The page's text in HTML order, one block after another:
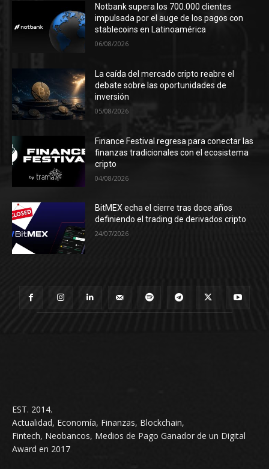
Notbank supera los 700.000 clientes
impulsada por el auge de los pagos con
stablecoins en Latinoamérica
06/08/2026
La caída del mercado cripto reabre el
debate sobre las oportunidades de
inversión
05/08/2026
Finance Festival regresa para conectar las
finanzas tradicionales con el ecosistema
cripto
04/08/2026
BitMEX echa el cierre tras doce años
definiendo el trading de derivados cripto
24/07/2026
EST. 2014.
Actualidad, Economía, Finanzas, Blockchain,
Fintech, Neobancos, Medios de Pago Ganador de un Digital
Award en 2017